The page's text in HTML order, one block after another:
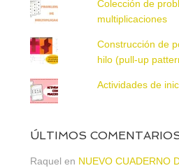
Colección de
multiplicaciones
Construcción de
hilo (pull-up
Actividades de
ÚLTIMOS
Raquel en NUEVO CUADERNO